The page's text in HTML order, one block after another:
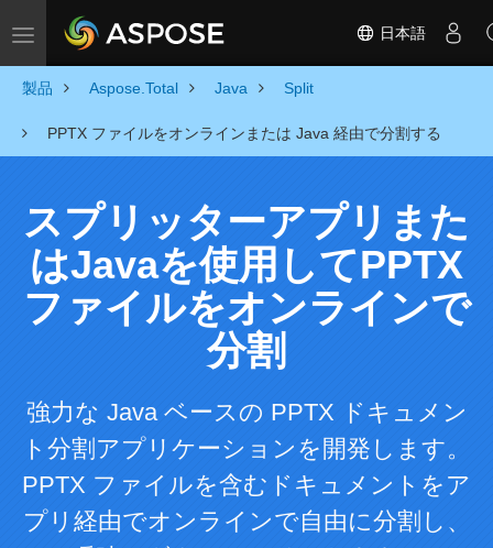
Toggle navigation 日本語
製品 Aspose.Total Java Split
PPTX ファイルをオンラインまたは Java 経由で分割する
スプリッターアプリまた
はJavaを使用してPPTX
ファイルをオンラインで
分割
強力な Java ベースの PPTX ドキュメン
ト分割アプリケーションを開発します。
PPTX ファイルを含むドキュメントをア
プリ経由でオンラインで自由に分割し、